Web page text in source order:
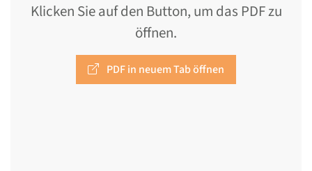
Klicken Sie auf den Button, um das PDF zu
öffnen.
PDF in neuem Tab öffnen